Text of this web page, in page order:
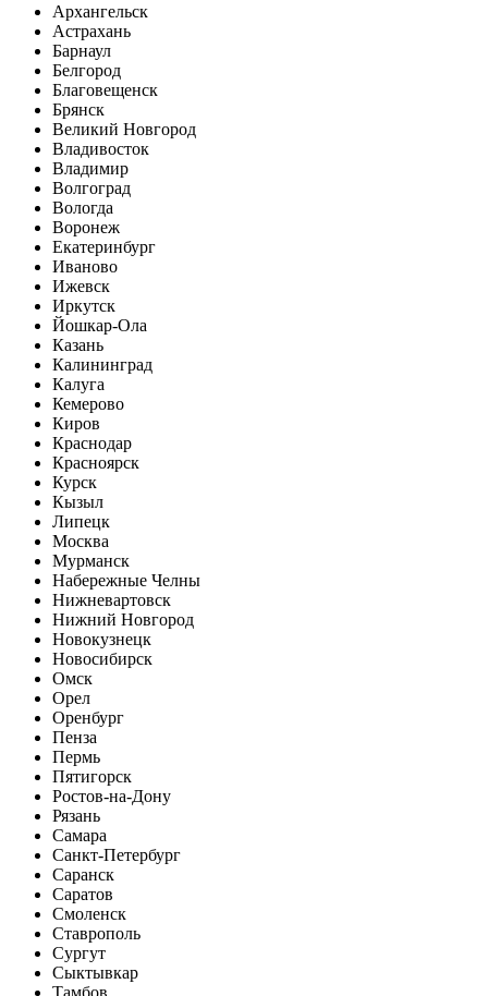
Архангельск
Астрахань
Барнаул
Белгород
Благовещенск
Брянск
Великий Новгород
Владивосток
Владимир
Волгоград
Вологда
Воронеж
Екатеринбург
Иваново
Ижевск
Иркутск
Йошкар-Ола
Казань
Калининград
Калуга
Кемерово
Киров
Краснодар
Красноярск
Курск
Кызыл
Липецк
Москва
Мурманск
Набережные Челны
Нижневартовск
Нижний Новгород
Новокузнецк
Новосибирск
Омск
Орел
Оренбург
Пенза
Пермь
Пятигорск
Ростов-на-Дону
Рязань
Самара
Санкт-Петербург
Саранск
Саратов
Смоленск
Ставрополь
Сургут
Сыктывкар
Тамбов